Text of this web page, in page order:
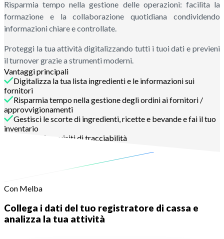
Risparmia tempo nella gestione delle operazioni: facilita la
formazione e la collaborazione quotidiana condividendo
informazioni chiare e controllate.
Proteggi la tua attività digitalizzando tutti i tuoi dati e previeni
il turnover grazie a strumenti moderni.
Vantaggi principali
Digitalizza la tua lista ingredienti e le informazioni sui
fornitori
Risparmia tempo nella gestione degli ordini ai fornitori /
approvvigionamenti
Gestisci le scorte di ingredienti, ricette e bevande e fai il tuo
inventario
Rispetta i requisiti di tracciabilità
Con Melba
Collega i dati del tuo registratore di cassa e
analizza la tua attività